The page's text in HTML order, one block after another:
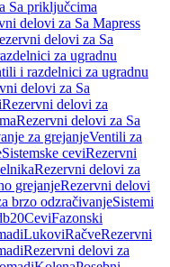
Sa priključcima
delovi za Sa Mapress
delovi za Sa
za ugradnu
i razdelnici za ugradnu
delovi za Sa
Rezervni delovi za
Rezervni delovi za Sa
za grejanjeVentili za
Sistemske ceviRezervni
Rezervni delovi za
grejanjeRezervni delovi
brzo odzračivanjeSistemi
CeviFazonski
LukoviRačveRezervni
Rezervni delovi za